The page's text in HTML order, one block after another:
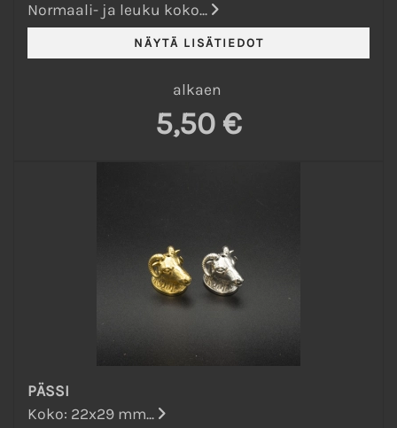
Normaali- ja leuku koko...
alkaen
5,50 €
PÄSSI
Koko: 22x29 mm...